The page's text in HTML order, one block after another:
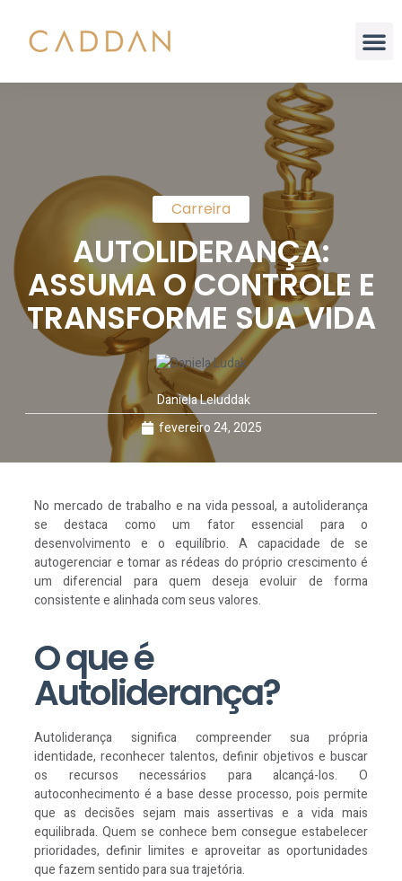
Carreira
AUTOLIDERANÇA:
ASSUMA O CONTROLE E
TRANSFORME SUA VIDA
Daniela Leluddak
fevereiro 24, 2025
No mercado de trabalho e na vida pessoal, a autoliderança
se destaca como um fator essencial para o
desenvolvimento e o equilíbrio. A capacidade de se
autogerenciar e tomar as rédeas do próprio crescimento é
um diferencial para quem deseja evoluir de forma
consistente e alinhada com seus valores.
O que é
Autoliderança?
Autoliderança significa compreender sua própria
identidade, reconhecer talentos, definir objetivos e buscar
os recursos necessários para alcançá-los. O
autoconhecimento é a base desse processo, pois permite
que as decisões sejam mais assertivas e a vida mais
equilibrada. Quem se conhece bem consegue estabelecer
prioridades, definir limites e aproveitar as oportunidades
que fazem sentido para sua trajetória.